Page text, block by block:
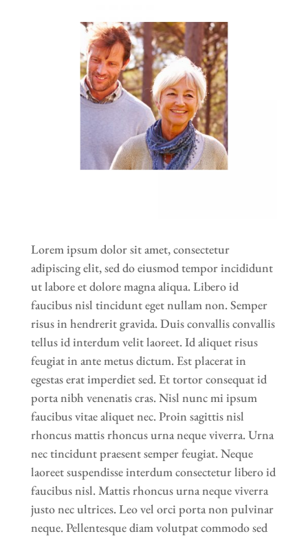
Lorem ipsum dolor sit amet, consectetur
adipiscing elit, sed do eiusmod tempor incididunt
ut labore et dolore magna aliqua. Libero id
faucibus nisl tincidunt eget nullam non. Semper
risus in hendrerit gravida. Duis convallis convallis
tellus id interdum velit laoreet. Id aliquet risus
feugiat in ante metus dictum. Est placerat in
egestas erat imperdiet sed. Et tortor consequat id
porta nibh venenatis cras. Nisl nunc mi ipsum
faucibus vitae aliquet nec. Proin sagittis nisl
rhoncus mattis rhoncus urna neque viverra. Urna
nec tincidunt praesent semper feugiat. Neque
laoreet suspendisse interdum consectetur libero id
faucibus nisl. Mattis rhoncus urna neque viverra
justo nec ultrices. Leo vel orci porta non pulvinar
neque. Pellentesque diam volutpat commodo sed